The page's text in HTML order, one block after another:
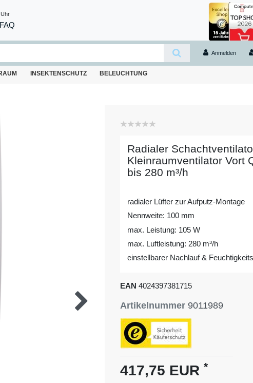
FAQ
Anmelden
INSEKTENSCHUTZ BELEUCHTUNG
Radialer
Kleinraumventilator Vort
bis 280 m³/h
radialer Lüfter zur Aufputz-Montage
Nennweite: 100 mm
max. Leistung: 105 W
max. Luftleistung: 280 m³/h
einstellbarer Nachlauf &
EAN 4024397381715
Artikelnummer 9011989
417,75 EUR *